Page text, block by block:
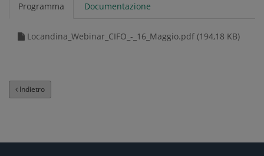
Programma Documentazione
Locandina_Webinar_CIFO_-_16_Maggio.pdf (194,18 KB)
Indietro